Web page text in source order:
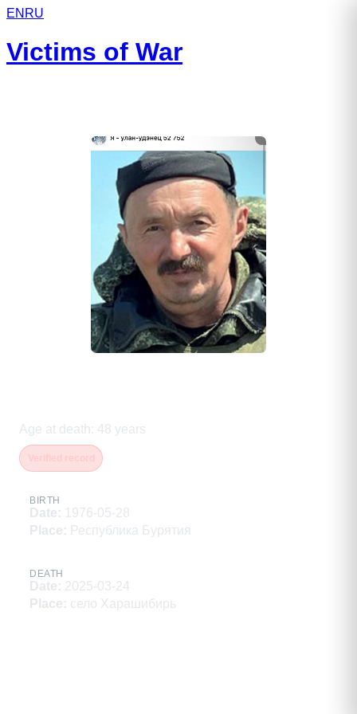
EN RU
Victims of War
Age at death : 48 years
BIRTH
Date: 1976-05-28
Place: Республика Бурятия
DEATH
Date: 2025-03-24
Place: село Харашибирь